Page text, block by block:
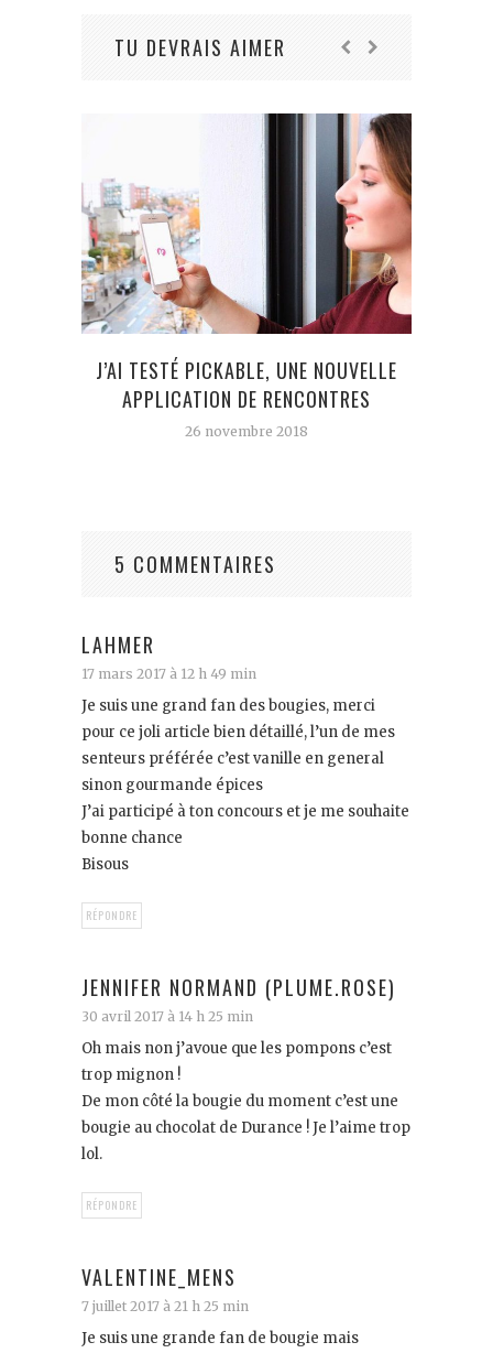
TU DEVRAIS AIMER
J’AI TESTÉ PICKABLE, UNE NOUVELLE
APPLICATION DE RENCONTRES
26 novembre 2018
5 COMMENTAIRES
LAHMER
17 mars 2017 à 12 h 49 min
Je suis une grand fan des bougies, merci
pour ce joli article bien détaillé, l’un de mes
senteurs préférée c’est vanille en general
sinon gourmande épices
J’ai participé à ton concours et je me souhaite
bonne chance
Bisous
RÉPONDRE
JENNIFER NORMAND (PLUME.ROSE)
30 avril 2017 à 14 h 25 min
Oh mais non j’avoue que les pompons c’est
trop mignon !
De mon côté la bougie du moment c’est une
bougie au chocolat de Durance ! Je l’aime trop
lol.
RÉPONDRE
VALENTINE_MENS
7 juillet 2017 à 21 h 25 min
Je suis une grande fan de bougie mais